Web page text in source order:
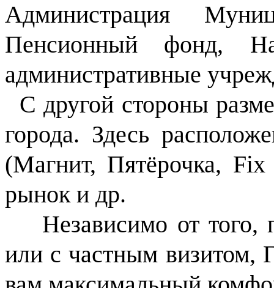
Администрация
Пенсионный фонд,
административные
С другой стороны
города. Здесь
(Магнит, Пятёрочка,
рынок и др.
Независимо от того,
или с частным визитом,